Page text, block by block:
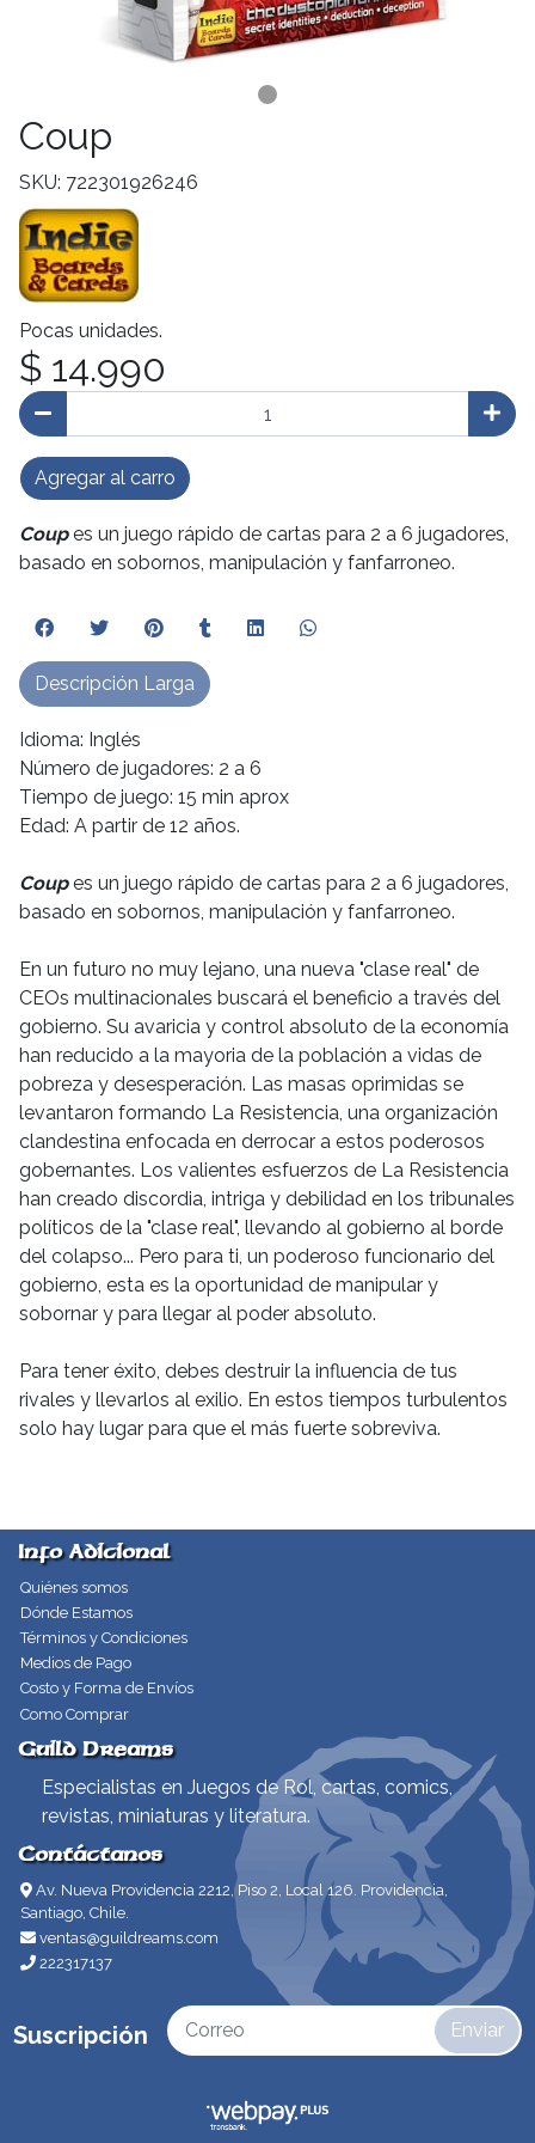
Coup
SKU: 722301926246
Pocas unidades.
$ 14.990
Agregar al carro
Coupes un juego rápido de cartas para 2 a 6 jugadores,
basado en sobornos, manipulación y fanfarroneo.
Idioma: Inglés
Número de jugadores: 2 a 6
Tiempo de juego: 15 min aprox
Edad: A partir de 12 años.
Coupes un juego rápido de cartas para 2 a 6 jugadores,
basado en sobornos, manipulación y fanfarroneo.
En un futuro no muy lejano, una nueva "clase real" de
CEOs multinacionales buscará el beneficio a través del
gobierno. Su avaricia y control absoluto de la economía
han reducido a la mayoria de la población a vidas de
pobreza y desesperación. Las masas oprimidas se
levantaron formando La Resistencia, una organización
clandestina enfocada en derrocar a estos poderosos
gobernantes. Los valientes esfuerzos de La Resistencia
han creado discordia, intriga y debilidad en los tribunales
políticos de la "clase real", llevando al gobierno al borde
del colapso... Pero para ti, un poderoso funcionario del
gobierno, esta es la oportunidad de manipular y
sobornar y para llegar al poder absoluto.
Para tener éxito, debes destruir la influencia de tus
rivales y llevarlos al exilio. En estos tiempos turbulentos
solo hay lugar para que el más fuerte sobreviva.
Descripción Larga
Info Adicional
Quiénes somos
Dónde Estamos
Términos y Condiciones
Medios de Pago
Costo y Forma de Envíos
Como Comprar
Guild Dreams
Especialistas en Juegos de Rol, cartas, comics,
revistas, miniaturas y literatura.
Contáctanos
Av. Nueva Providencia 2212, Piso 2, Local 126. Providencia,
Santiago, Chile.
ventas@guildreams.com
222317137
Suscripción Enviar